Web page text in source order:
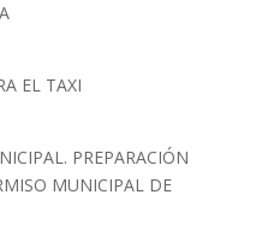
EL TAXI
PREPARACIÓN
MUNICIPAL DE